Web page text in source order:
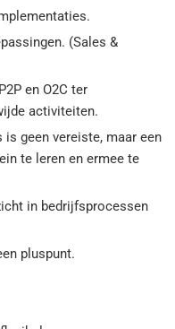
(Sales &
en O2C ter
activiteiten.
geen vereiste, maar een
te leren en ermee te
in bedrijfsprocessen
pluspunt.